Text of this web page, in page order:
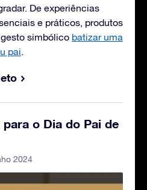
De experiências
e práticos, produtos
simbólico batizar uma
pai.
o Dia do Pai de
2024